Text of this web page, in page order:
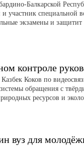
Балкарской
и участник
экзамены и
контроле
Коков по
обращения с
ресурсов и
вуз для